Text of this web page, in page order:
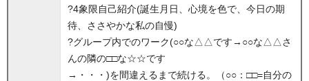
?4象限自己紹介(誕生月日、心境を色で、今日の期
待、ささやかな私の自慢)
?グループ内でのワーク(○○な△△です→○○な△△さ
んの隣の□□な☆☆です
→・・・)を間違えるまで続ける。（○○：□□=自分の